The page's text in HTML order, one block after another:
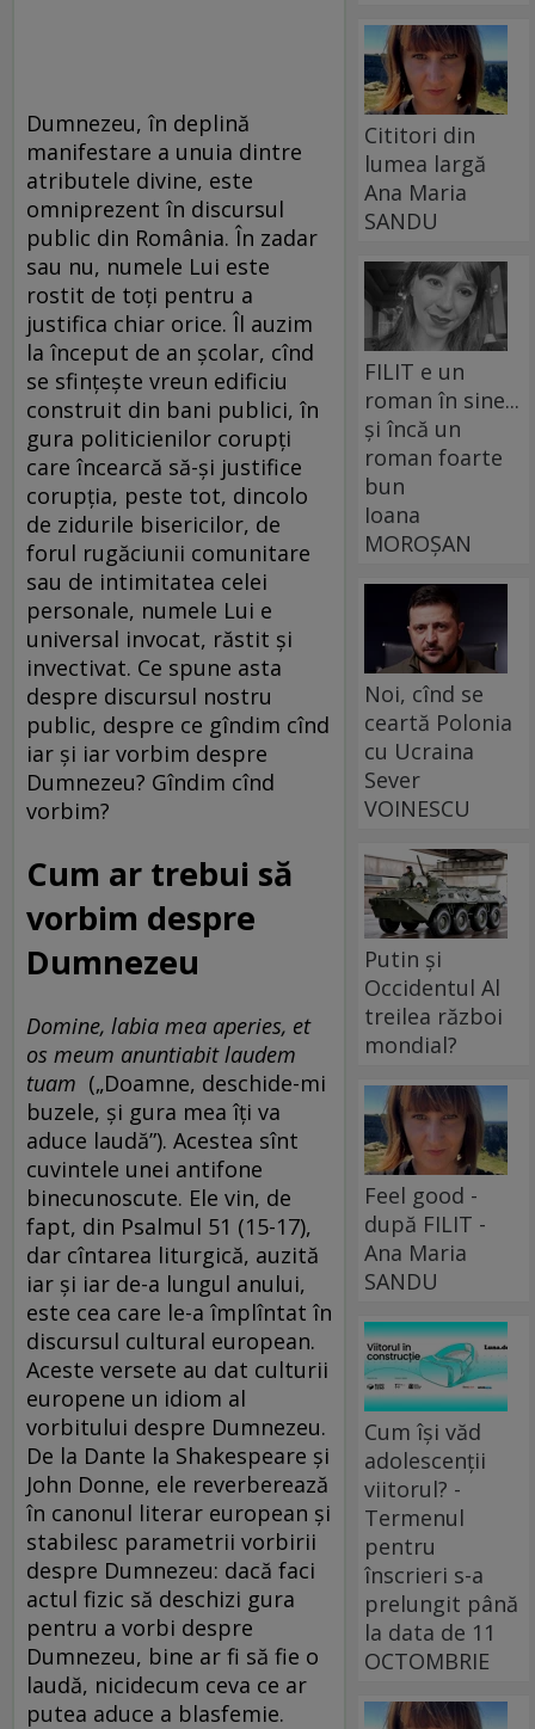
Dumnezeu, în deplină
manifestare a unuia dintre
atributele divine, este
omniprezent în discursul
public din România. În zadar
sau nu, numele Lui este
rostit de toți pentru a
justifica chiar orice. Îl auzim
la început de an școlar, cînd
se sfințește vreun edificiu
construit din bani publici, în
gura politicienilor corupți
care încearcă să-și justifice
corupția, peste tot, dincolo
de zidurile bisericilor, de
forul rugăciunii comunitare
sau de intimitatea celei
personale, numele Lui e
universal invocat, răstit și
invectivat. Ce spune asta
despre discursul nostru
public, despre ce gîndim cînd
iar și iar vorbim despre
Dumnezeu? Gîndim cînd
vorbim?
Cum ar trebui să
vorbim despre
Dumnezeu
Domine, labia mea aperies, et
os meum anuntiabit laudem
tuam („Doamne, deschide-mi
buzele, și gura mea îți va
aduce laudă”). Acestea sînt
cuvintele unei antifone
binecunoscute. Ele vin, de
fapt, din Psalmul 51 (15-17),
dar cîntarea liturgică, auzită
iar și iar de-a lungul anului,
este cea care le-a împlîntat în
discursul cultural european.
Aceste versete au dat culturii
europene un idiom al
vorbitului despre Dumnezeu.
De la Dante la Shakespeare și
John Donne, ele reverberează
în canonul literar european și
stabilesc parametrii vorbirii
despre Dumnezeu: dacă faci
actul fizic să deschizi gura
pentru a vorbi despre
Dumnezeu, bine ar fi să fie o
laudă, nicidecum ceva ce ar
putea aduce a blasfemie.
Cititori din
lumea largă
Ana Maria
SANDU
FILIT e un
roman în sine...
și încă un
roman foarte
bun
Ioana
MOROȘAN
Noi, cînd se
ceartă Polonia
cu Ucraina
Sever
VOINESCU
Putin și
Occidentul Al
treilea război
mondial?
Feel good -
după FILIT -
Ana Maria
SANDU
Cum își văd
adolescenții
viitorul? -
Termenul
pentru
înscrieri s-a
prelungit până
la data de 11
OCTOMBRIE